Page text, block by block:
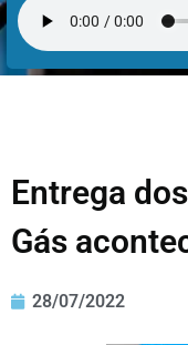
Entrega
Gás
28/07/2022